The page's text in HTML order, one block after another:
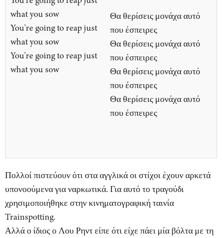
what you sow
You're going to reap just
what you sow
You're going to reap just
what you sow
Θα θερίσεις μονάχα αυτό
που έσπειρες
Θα θερίσεις μονάχα αυτό
που έσπειρες
Θα θερίσεις μονάχα αυτό
που έσπειρες
Θα θερίσεις μονάχα αυτό
που έσπειρες
Πολλοί πιστεύουν ότι στα αγγλικά οι στίχοι έχουν αρκετά
υπονοούμενα για ναρκωτικά. Για αυτό το τραγούδι
χρησιμοποιήθηκε στην κινηματογραφική ταινία
Trainspotting.
Αλλά ο ίδιος ο Λου Ρηντ είπε ότι είχε πάει μία βόλτα με τη